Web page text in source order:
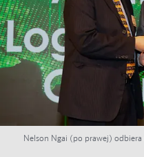
Nelson Ngai (po prawej)